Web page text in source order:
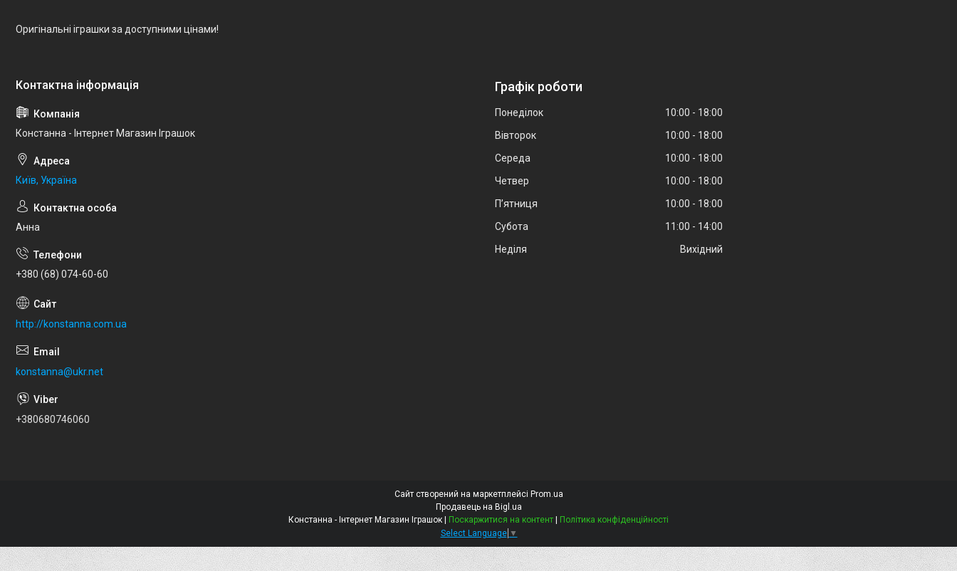
Оригінальні іграшки за доступними цінами!
Констанна - Інтернет Магазин Іграшок
Київ, Україна
Анна
+380 (68) 074-60-60
http://konstanna.com.ua
konstanna@ukr.net
+380680746060
Графік роботи
Понеділок 10:00
18:00
Вівторок
10:00
18:00
Середа
10:00
18:00
Четвер
10:00
18:00
Пʼятниця
10:00
18:00
Субота
11:00
14:00
Неділя
Вихідний
Сайт створений на маркетплейсі Prom.ua
Продавець на Bigl.ua
Констанна - Інтернет Магазин Іграшок | Поскаржитися на контент | Політика конфіденційності
Select Language ▼